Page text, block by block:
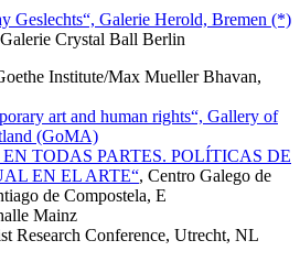
Geslechts“, Galerie Herold, Bremen (*)
Crystal Ball Berlin
Institute/Max Mueller Bhavan,
art and human rights“, Gallery of
(GoMA)
TODAS PARTES. POLÍTICAS DE
EN EL ARTE“, Centro Galego de
de Compostela, E
Mainz
Research Conference, Utrecht, NL